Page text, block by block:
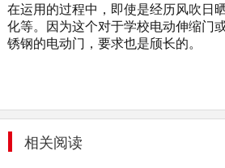
在运用的过程中，即使是经历风吹日
化等。因为这个对于学校电动伸缩门
锈钢的电动门，要求也是颀长的。
相关阅读